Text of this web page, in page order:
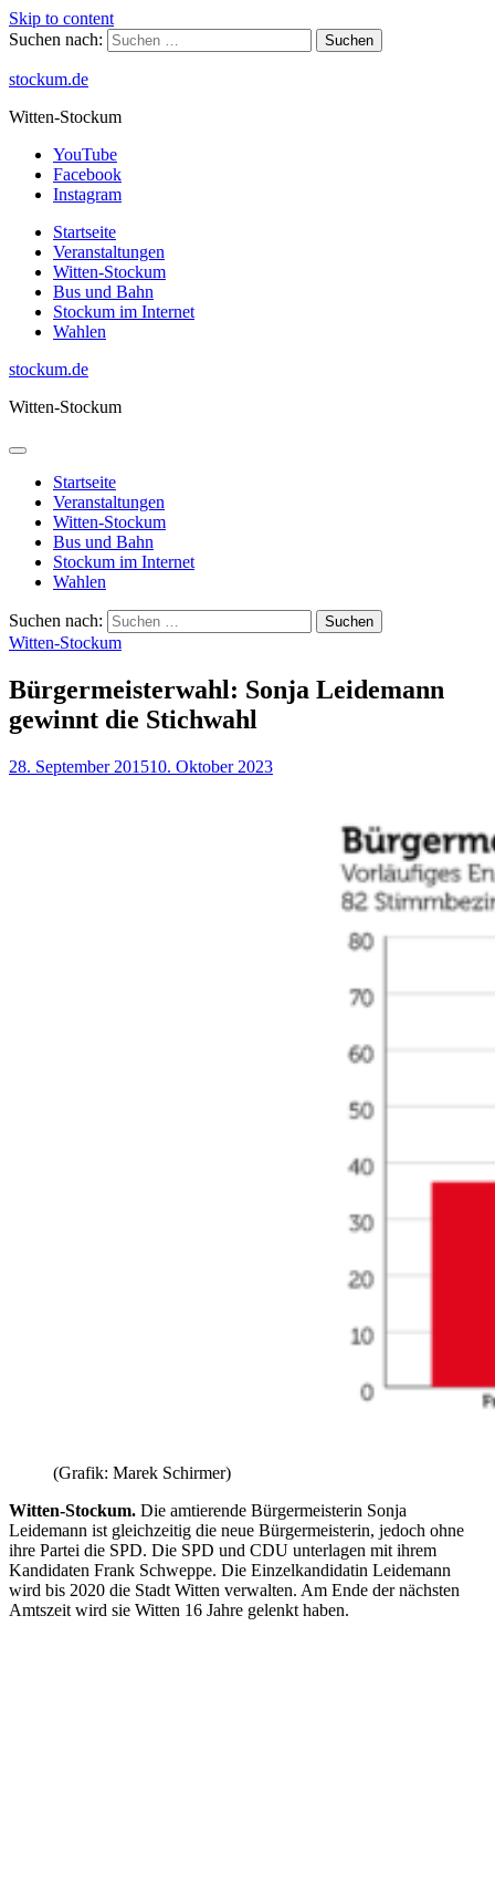
Skip to content
Suchen nach:
stockum.de
Witten-Stockum
YouTube
Facebook
Instagram
Startseite
Veranstaltungen
Witten-Stockum
Bus und Bahn
Stockum im Internet
Wahlen
stockum.de
Witten-Stockum
Startseite
Veranstaltungen
Witten-Stockum
Bus und Bahn
Stockum im Internet
Wahlen
Suchen nach:
Witten-Stockum
Bürgermeisterwahl: Sonja Leidemann
gewinnt die Stichwahl
28. September 201510. Oktober 2023
(Grafik: Marek Schirmer)
Witten-Stockum. Die amtierende Bürgermeisterin Sonja
Leidemann ist gleichzeitig die neue Bürgermeisterin, jedoch ohne
ihre Partei die SPD. Die SPD und CDU unterlagen mit ihrem
Kandidaten Frank Schweppe. Die Einzelkandidatin Leidemann
wird bis 2020 die Stadt Witten verwalten. Am Ende der nächsten
Amtszeit wird sie Witten 16 Jahre gelenkt haben.